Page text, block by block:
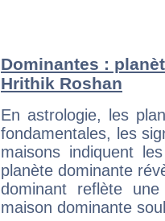
Dominantes :
Hrithik Roshan
En astrologie, les
fondamentales, les
maisons indiquent
planète dominante
dominant reflète
maison dominante